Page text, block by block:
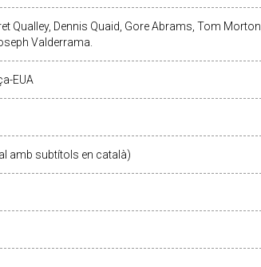
Qualley, Dennis Quaid, Gore Abrams, Tom Morton,
Valderrama.
EUA
amb subtítols en català)